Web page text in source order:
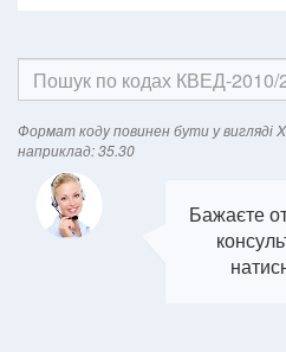
Формат кодy повинен бути у вигляді
наприклад: 35.30
Бажаєте